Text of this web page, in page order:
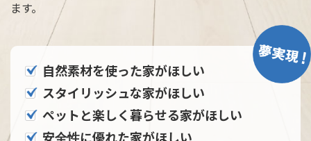
ます。
自然素材を使った家がほしい
スタイリッシュな家がほしい
ペットと楽しく暮らせる家がほしい
安全性に優れた家がほしい